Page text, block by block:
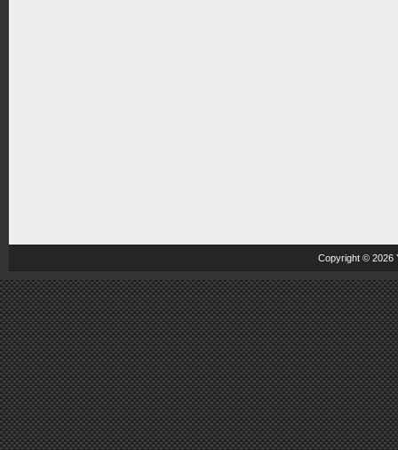
Copyright © 2026